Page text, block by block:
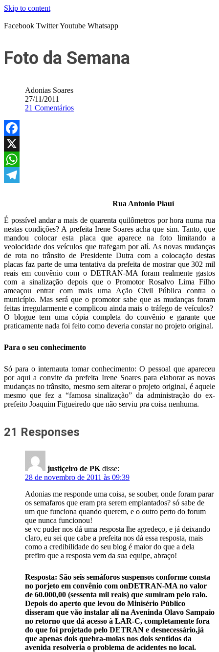
Skip to content
Facebook TwitterYoutube Whatsapp
Foto da Semana
Adonias Soares
27/11/2011
21 Comentários
Facebook
X
WhatsApp
Rua Antonio Piauí
É possível andar a mais de quarenta quilômetros por hora numa rua
nestas condições? A prefeita Irene Soares acha que sim. Tanto, que
mandou colocar esta placa que aparece na foto limitando a
veolocidade dos veículos que trafegam por alí. As novas mudanças
de rota no trânsito de Presidente Dutra com a colocação destas
placas faz parte de uma tentativa da prefeita de mostrar que 302 mil
reais em convênio com o DETRAN-MA foram realmente gastos
com a sinalização depois que o Promotor Rosalvo Lima Filho
ameaçou entrar com mais uma Ação Civil Pública contra o
município. Mas será que o promotor sabe que as mudanças foram
feitas irregularmente e complicou ainda mais o tráfego de veículos?
O blogue tem uma cópia completa do convênio e garante que
praticamente nada foi feito como deveria constar no projeto original.
Para o seu conhecimento
Só para o internauta tomar conhecimento: O pessoal que apareceu
por aqui a convite da prefeita Irene Soares para elaborar as novas
mudanças no trânsito, mesmo sem alterar o projeto original, é aquele
mesmo que fez a “famosa sinalização” da administração do ex-
prefeito Joaquim Figueiredo que não serviu pra coisa nenhuma.
21 Responses
justiçeiro de PK disse:
28 de novembro de 2011 às 09:39
Adonias me responde uma coisa, se souber, onde foram parar
os semafaros que eram pra serem emplantados? só sabe de
um que funciona quando querem, e o outro perto do forum
que nunca funcionou!
se vc puder nos dá uma resposta lhe agredeço, e já deixando
claro, eu sei que cabe a prefeita nos dá essa resposta, mais
como a credibilidade do seu blog é maior do que a dela
prefiro que a resposta vem da sua equipe, abraço!
Resposta: São seis semáforos suspensos conforme consta
no porjeto em convênio com onDETRAN-MA no valor
de 60.000,00 (sessenta mil reais) que sumiram pelo ralo.
Depois do aperto que levou do Minisério Público
disseram que vão instalar alí na Aveninda Olavo Sampaio
no retorno que dá acesso à LAR-C, completamente fora
do que foi projetado pelo DETRAN e desnecessário,já
que apenas dois quebra-molas nos dois sentidos da
avenida resolveria o problema de acidentes no local.